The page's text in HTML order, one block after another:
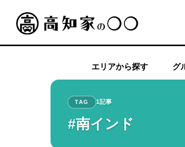
エリアから探す グ
TAG 1記事
#南インド